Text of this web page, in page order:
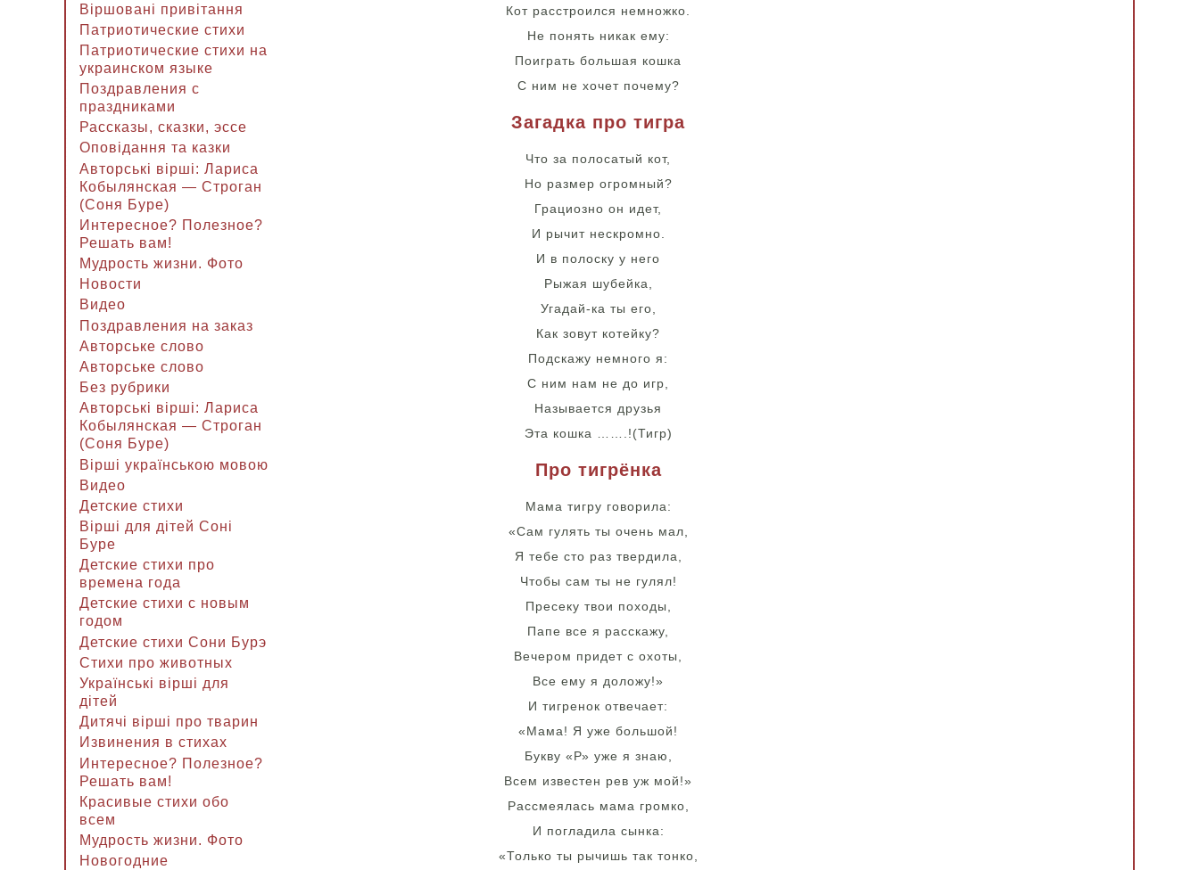
Віршовані привітання
Патриотические стихи
Патриотические стихи на
украинском языке
Поздравления с
праздниками
Рассказы, сказки, эссе
Оповідання та казки
Авторські вірші: Лариса
Кобылянская — Строган
(Соня Буре)
Интересное? Полезное?
Решать вам!
Мудрость жизни. Фото
Новости
Видео
Поздравления на заказ
Авторське слово
Авторське слово
Без рубрики
Авторські вірші: Лариса
Кобылянская — Строган
(Соня Буре)
Вірші українською мовою
Видео
Детские стихи
Вірші для дітей Соні
Буре
Детские стихи про
времена года
Детские стихи с новым
годом
Детские стихи Сони Бурэ
Стихи про животных
Українські вірші для
дітей
Дитячі вірші про тварин
Извинения в стихах
Интересное? Полезное?
Решать вам!
Красивые стихи обо
всем
Мудрость жизни. Фото
Новогодние
Кот расстроился немножко.
Не понять никак ему:
Поиграть большая кошка
С ним не хочет почему?
Загадка про тигра
Что за полосатый кот,
Но размер огромный?
Грациозно он идет,
И рычит нескромно.
И в полоску у него
Рыжая шубейка,
Угадай-ка ты его,
Как зовут котейку?
Подскажу немного я:
С ним нам не до игр,
Называется друзья
Эта кошка …….!(Тигр)
Про тигрёнка
Мама тигру говорила:
«Сам гулять ты очень мал,
Я тебе сто раз твердила,
Чтобы сам ты не гулял!
Пресеку твои походы,
Папе все я расскажу,
Вечером придет с охоты,
Все ему я доложу!»
И тигренок отвечает:
«Мама! Я уже большой!
Букву «Р» уже я знаю,
Всем известен рев уж мой!»
Рассмеялась мама громко,
И погладила сынка:
«Только ты рычишь так тонко,